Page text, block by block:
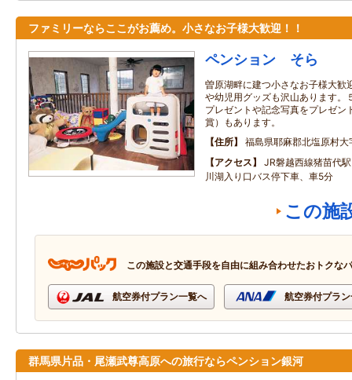
ファミリーならここがお薦め。小さなお子様大歓迎！！
ペンション そら
曽原湖畔に建つ小さなお子様大歓
や幼児用グッズも沢山あります。
プレゼントや記念写真をプレゼン
賞）もあります。
住所
福島県耶麻郡北塩原村
アクセス
JR磐越西線猪苗代
川湖入り口バス停下車、車5分
この施
この施設と交通手段を自由に組み合わせたおトクな
航空券付プラン一覧へ 航空券付プラ
群馬県片品・尾瀬武尊高原への旅行ならペンション銀河